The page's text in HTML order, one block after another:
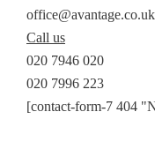
office@avantage.co.uk
Call us
020 7946 020
020 7996 223
[contact-form-7 404